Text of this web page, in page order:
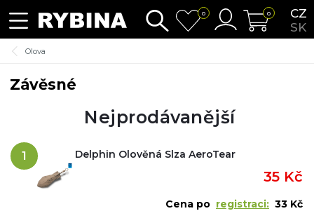
CZ
SK
0 0
Olova
Závěsné
Nejprodávanější
1 Delphin Olověná Slza AeroTear
35 Kč
Cena po registraci: 33 Kč